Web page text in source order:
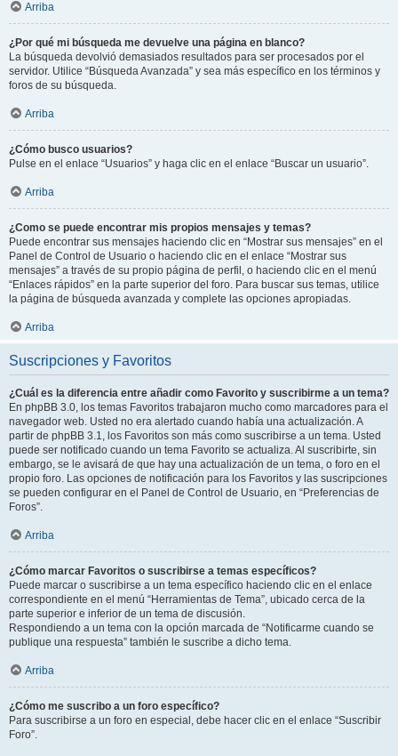
Arriba
¿Por qué mi búsqueda me devuelve una página en blanco?
La búsqueda devolvió demasiados resultados para ser procesados por el
servidor. Utilice “Búsqueda Avanzada” y sea más específico en los términos y
foros de su búsqueda.
Arriba
¿Cómo busco usuarios?
Pulse en el enlace “Usuarios” y haga clic en el enlace “Buscar un usuario”.
Arriba
¿Como se puede encontrar mis propios mensajes y temas?
Puede encontrar sus mensajes haciendo clic en “Mostrar sus mensajes” en el
Panel de Control de Usuario o haciendo clic en el enlace “Mostrar sus
mensajes” a través de su propio página de perfil, o haciendo clic en el menú
“Enlaces rápidos” en la parte superior del foro. Para buscar sus temas, utilice
la página de búsqueda avanzada y complete las opciones apropiadas.
Arriba
Suscripciones y Favoritos
¿Cuál es la diferencia entre añadir como Favorito y suscribirme a un tema?
En phpBB 3.0, los temas Favoritos trabajaron mucho como marcadores para el
navegador web. Usted no era alertado cuando había una actualización. A
partir de phpBB 3.1, los Favoritos son más como suscribirse a un tema. Usted
puede ser notificado cuando un tema Favorito se actualiza. Al suscribirte, sin
embargo, se le avisará de que hay una actualización de un tema, o foro en el
propio foro. Las opciones de notificación para los Favoritos y las suscripciones
se pueden configurar en el Panel de Control de Usuario, en “Preferencias de
Foros”.
Arriba
¿Cómo marcar Favoritos o suscribirse a temas específicos?
Puede marcar o suscribirse a un tema específico haciendo clic en el enlace
correspondiente en el menú “Herramientas de Tema”, ubicado cerca de la
parte superior e inferior de un tema de discusión.
Respondiendo a un tema con la opción marcada de “Notificarme cuando se
publique una respuesta” también le suscribe a dicho tema.
Arriba
¿Cómo me suscribo a un foro específico?
Para suscribirse a un foro en especial, debe hacer clic en el enlace “Suscribir
Foro”.